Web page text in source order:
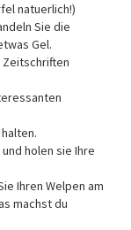
natuerlich!)
Sie die
Gel.
Zeitschriften
holen sie Ihre
Ihren Welpen am
machst du